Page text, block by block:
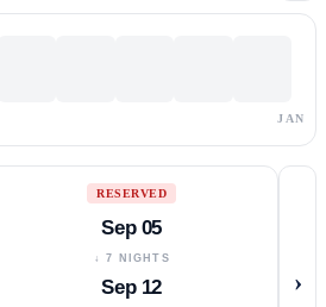
JAN
RESERVED
Sep 05
↓ 7 NIGHTS
Sep 12 ›